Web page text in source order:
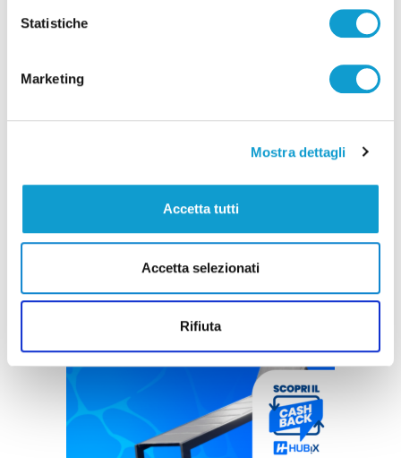
Statistiche
Marketing
Mostra dettagli
Accetta tutti
Accetta selezionati
Rifiuta